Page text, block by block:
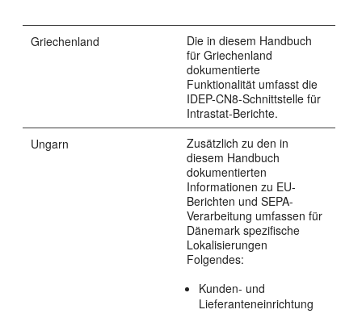
Griechenland
Die in diesem Handbuch
für Griechenland
dokumentierte
Funktionalität umfasst die
IDEP-CN8-Schnittstelle für
Intrastat-Berichte.
Ungarn
Zusätzlich zu den in
diesem Handbuch
dokumentierten
Informationen zu EU-
Berichten und SEPA-
Verarbeitung umfassen für
Dänemark spezifische
Lokalisierungen
Folgendes:
Kunden- und
Lieferanteneinrichtung